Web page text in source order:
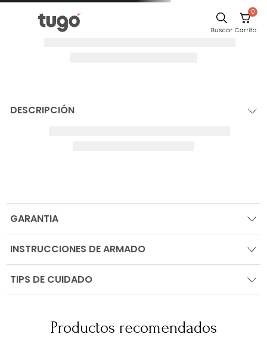
0
DESCRIPCIÓN
GARANTIA
INSTRUCCIONES DE ARMADO
TIPS DE CUIDADO
Productos recomendados